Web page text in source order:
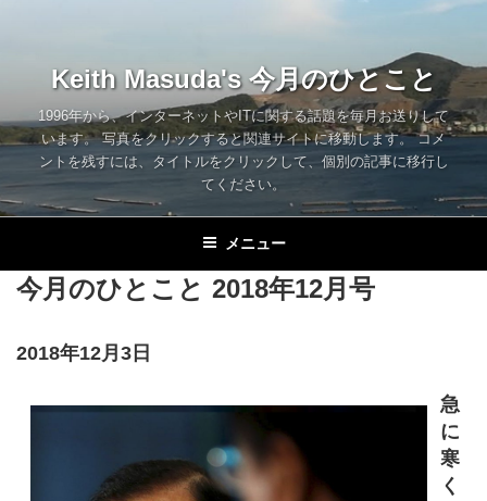
へ
キ
ッ
Keith Masuda's 今月のひとこと
1996年から、インターネットやITに関する話題を毎月お送りして
います。 写真をクリックすると関連サイトに移動します。 コメ
ントを残すには、タイトルをクリックして、個別の記事に移行し
てください。
メニュー
今月のひとこと 2018年12月号
2018年12月3日
急
に
寒
く